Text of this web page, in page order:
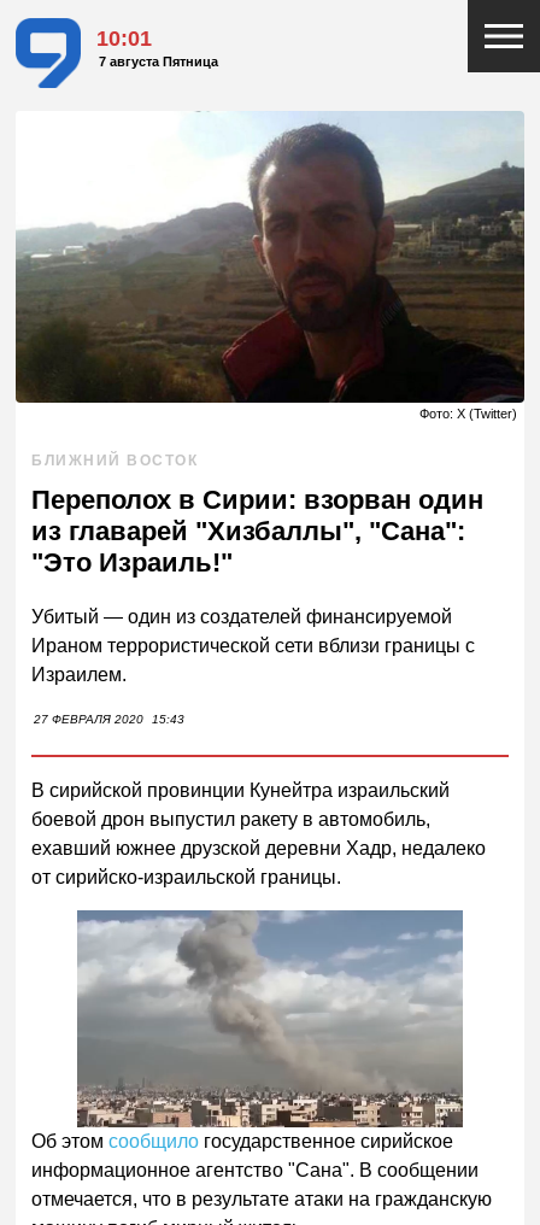
10:01
7 августа Пятница
Фото: X (Twitter)
БЛИЖНИЙ ВОСТОК
Переполох в Сирии: взорван один
из главарей "Хизбаллы", "Сана":
"Это Израиль!"
Убитый — один из создателей финансируемой
Ираном террористической сети вблизи границы с
Израилем.
27 ФЕВРАЛЯ 2020 15:43
В сирийской провинции Кунейтра израильский
боевой дрон выпустил ракету в автомобиль,
ехавший южнее друзской деревни Хадр, недалеко
от сирийско-израильской границы.
Об этомсообщило государственное сирийское
информационное агентство "Сана". В сообщении
отмечается, что в результате атаки на гражданскую